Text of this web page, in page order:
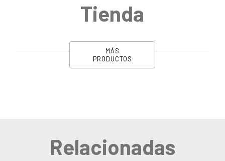
Tienda
MÁS
PRODUCTOS
Relacionadas